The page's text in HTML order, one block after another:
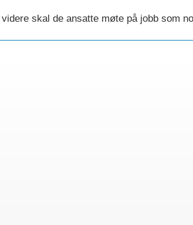
videre skal de ansatte møte på jobb som